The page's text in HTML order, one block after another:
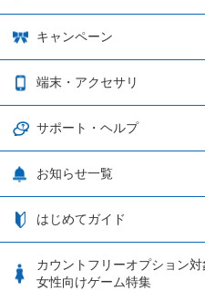
音声通話料金がもっとオトク
データ通信容量繰り越し
通信エリアと通信速度状況
つながる端末保証
フィルタリングアプリ
ブレイブソード×ブレイズソ
ウマ娘 プリティーダービー
プリンセスコネクト！Re:Dive
釣り★スタ
ウマスクについて
プラン・料金
3種類のSIMタイプ
日割り計算
キャンペーン
お得なキャンペーン実施中！
OPPO端末購入キャンペーン
端末・アクセサリ
端末・アクセサリ
iPhone利用について
動作確認済み端末一覧
サポート・ヘルプ
サポート・ヘルプ
nanoSIM･microSIM･通常
eSIMの初期設定方法
お知らせ一覧
お知らせ一覧
はじめてガイド
はじめてガイド
カウントフリーオプション対
女性向けゲーム特集